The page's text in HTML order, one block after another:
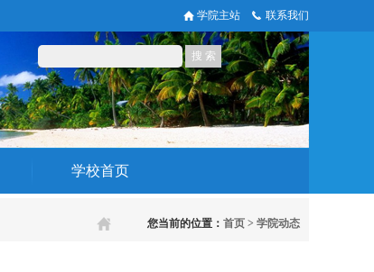
学院主站 联系我们
学校首页
您当前的位置： 首页 > 学院动态